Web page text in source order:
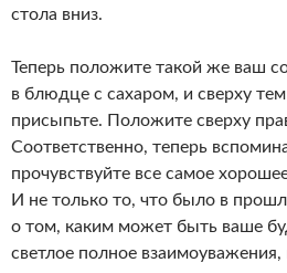
стола вниз.
Теперь положите такой же ваш
в блюдце с сахаром, и сверху
присыпьте. Положите сверху
Соответственно, теперь
прочувствуйте все самое
И не только то, что было в
о том, каким может быть ваше
светлое полное